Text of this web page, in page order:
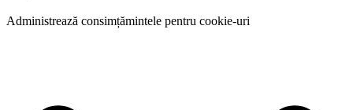
Administrează consimțămintele pentru cookie-uri